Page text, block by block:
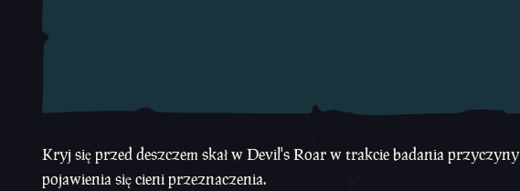
Kryj się przed deszczem skał w Devil's Roar w trakcie badania przyczyny
pojawienia się cieni przeznaczenia.